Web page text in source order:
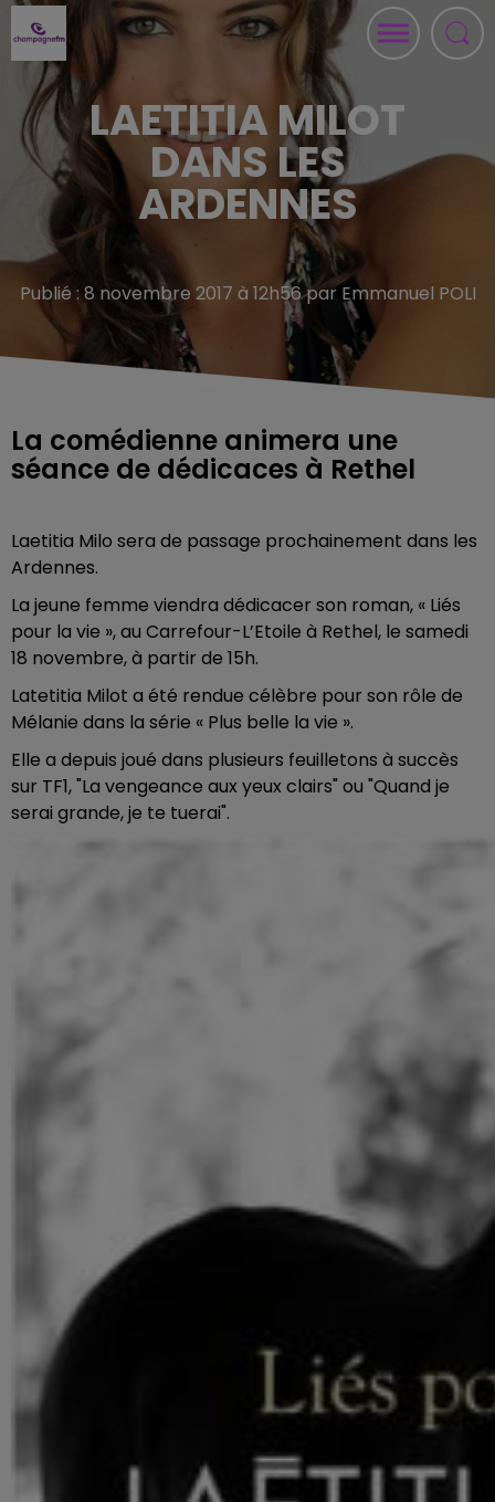
LAETITIA MILOT
DANS LES
ARDENNES
Publié : 8 novembre 2017 à 12h56 par Emmanuel POLI
La comédienne animera une
séance de dédicaces à Rethel
Laetitia Milo sera de passage prochainement dans les
Ardennes.
La jeune femme viendra dédicacer son roman, « Liés
pour la vie », au Carrefour-L’Etoile à Rethel, le samedi
18 novembre, à partir de 15h.
Latetitia Milot a été rendue célèbre pour son rôle de
Mélanie dans la série « Plus belle la vie ».
Elle a depuis joué dans plusieurs feuilletons à succès
sur TF1, "La vengeance aux yeux clairs" ou "Quand je
serai grande, je te tuerai".